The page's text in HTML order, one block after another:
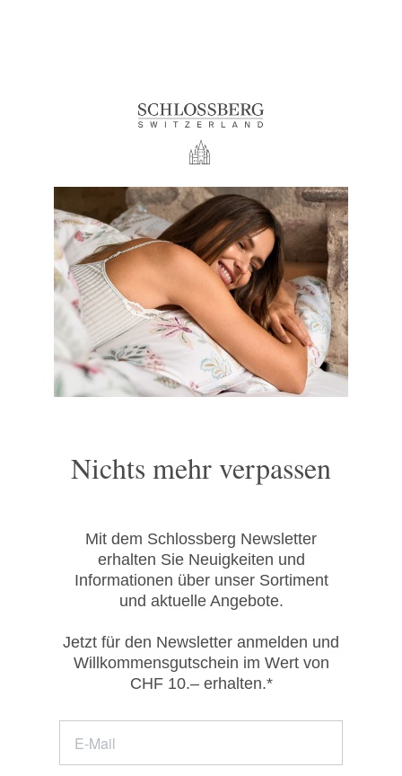
Nichts mehr verpassen
Mit dem Schlossberg Newsletter
erhalten Sie Neuigkeiten und
Informationen über unser Sortiment
und aktuelle Angebote.
Jetzt für den Newsletter anmelden und
Willkommensgutschein im Wert von
CHF 10.– erhalten.*